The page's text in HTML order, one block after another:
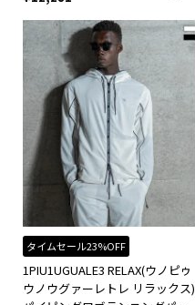
タイムセール23%OFF
1PIU1UGUALE3 RELAX(ウノピゥ
ウノウグァーレトレ リラックス)